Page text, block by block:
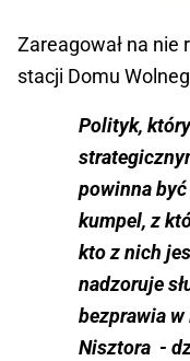
Zareagował na
stacji Domu
Polityk,
powinna
kumpel, z
kto z nich
nadzoruje
bezprawia
Nisztora -